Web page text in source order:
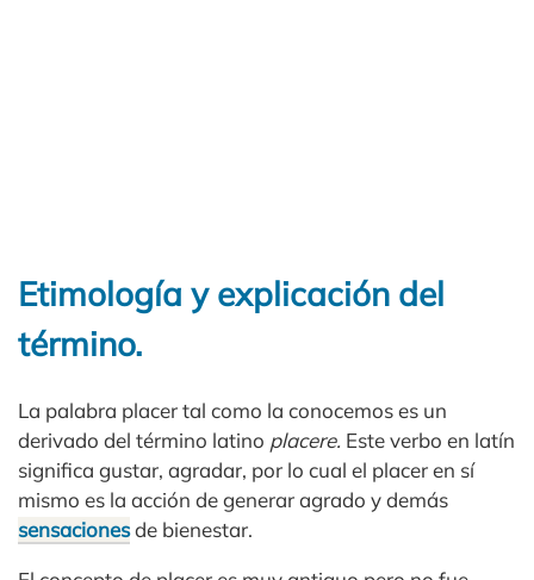
Etimología y explicación del
término.
La palabra placer tal como la conocemos es un
derivado del término latino placere. Este verbo en latín
significa gustar, agradar, por lo cual el placer en sí
mismo es la acción de generar agrado y demás
sensacionesde bienestar.